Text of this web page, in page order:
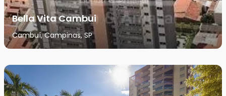
Bella Vita Cambui
Cambuí, Campinas, SP